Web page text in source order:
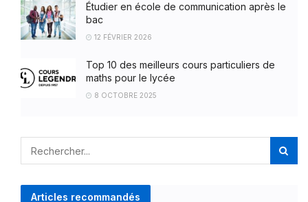
Étudier en école de communication après le
bac
12 FÉVRIER 2026
Top 10 des meilleurs cours particuliers de
maths pour le lycée
8 OCTOBRE 2025
Articles recommandés